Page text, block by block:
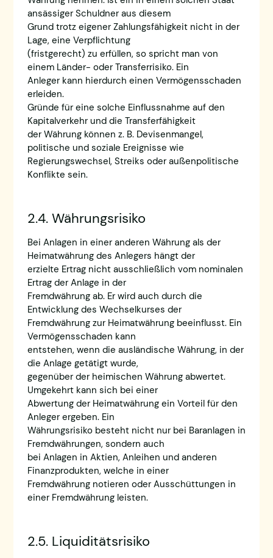
ansässiger Schuldner aus diesem
Grund trotz eigener Zahlungsfähigkeit nicht in der
Lage, eine Verpflichtung
(fristgerecht) zu erfüllen, so spricht man von
einem Länder- oder Transferrisiko. Ein
Anleger kann hierdurch einen Vermögensschaden
erleiden.
Gründe für eine solche Einflussnahme auf den
Kapitalverkehr und die Transferfähigkeit
der Währung können z. B. Devisenmangel,
politische und soziale Ereignisse wie
Regierungswechsel, Streiks oder außenpolitische
Konflikte sein.
2.4. Währungsrisiko
Bei Anlagen in einer anderen Währung als der
Heimatwährung des Anlegers hängt der
erzielte Ertrag nicht ausschließlich vom nominalen
Ertrag der Anlage in der
Fremdwährung ab. Er wird auch durch die
Entwicklung des Wechselkurses der
Fremdwährung zur Heimatwährung beeinflusst. Ein
Vermögensschaden kann
entstehen, wenn die ausländische Währung, in der
die Anlage getätigt wurde,
gegenüber der heimischen Währung abwertet.
Umgekehrt kann sich bei einer
Abwertung der Heimatwährung ein Vorteil für den
Anleger ergeben. Ein
Währungsrisiko besteht nicht nur bei Baranlagen in
Fremdwährungen, sondern auch
bei Anlagen in Aktien, Anleihen und anderen
Finanzprodukten, welche in einer
Fremdwährung notieren oder Ausschüttungen in
einer Fremdwährung leisten.
2.5. Liquiditätsrisiko